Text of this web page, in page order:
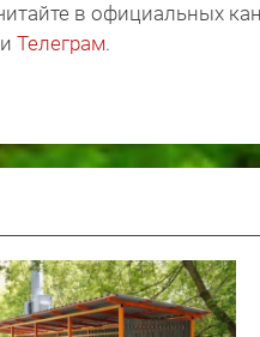
в официальных
и Телеграм.